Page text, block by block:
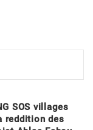
SOS villages
reddition des